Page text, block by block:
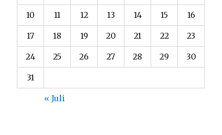
10 11 12 13 14 15 16
17 18 19 20 21 22 23
24 25 26 27 28 29 30
31
« Juli